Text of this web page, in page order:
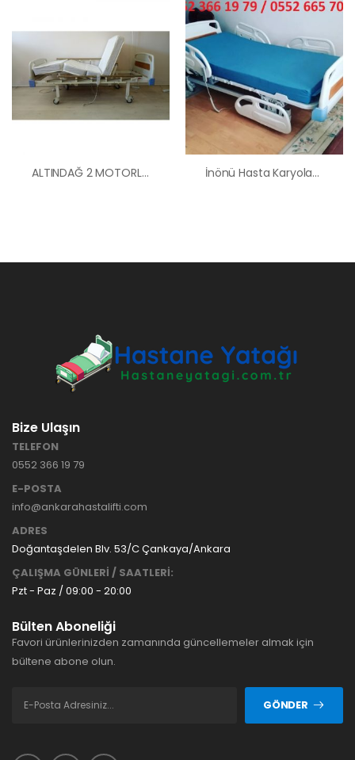
ALTINDAĞ 2 MOTORLU ABS BAŞLIKLI HASTA YATAĞI İnönü Hasta Karyolası Kiralama Satış Fiyatları
Bize Ulaşın
TELEFON
0552 366 19 79
E-POSTA
info@ankarahastalifti.com
ADRES
Doğantaşdelen Blv. 53/C Çankaya/Ankara
ÇALIŞMA GÜNLERİ / SAATLERİ:
Pzt - Paz / 09:00 - 20:00
Bülten Aboneliği
Favori ürünlerinizden zamanında güncellemeler almak için
bültene abone olun.
GÖNDER